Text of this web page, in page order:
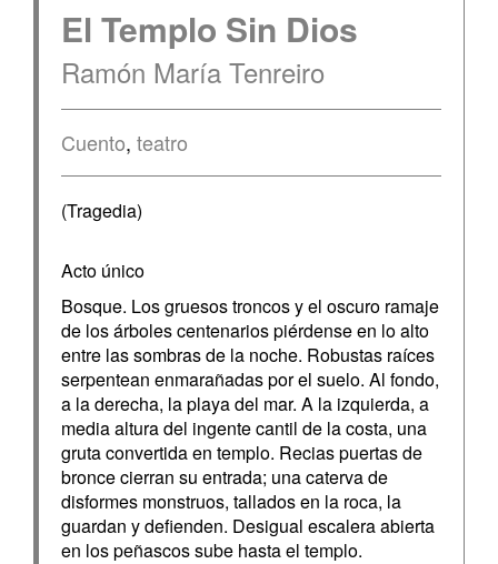
El Templo Sin Dios
Ramón María Tenreiro
Cuento, teatro
(Tragedia)
Acto único
Bosque. Los gruesos troncos y el oscuro ramaje
de los árboles centenarios piérdense en lo alto
entre las sombras de la noche. Robustas raíces
serpentean enmarañadas por el suelo. Al fondo,
a la derecha, la playa del mar. A la izquierda, a
media altura del ingente cantil de la costa, una
gruta convertida en templo. Recias puertas de
bronce cierran su entrada; una caterva de
disformes monstruos, tallados en la roca, la
guardan y defienden. Desigual escalera abierta
en los peñascos sube hasta el templo.